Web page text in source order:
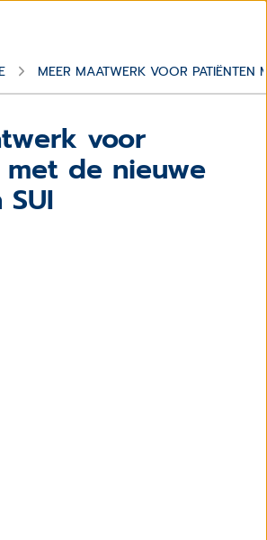
MEER MAATWERK VOOR PATIËNTEN
voor
de nieuwe
SUI